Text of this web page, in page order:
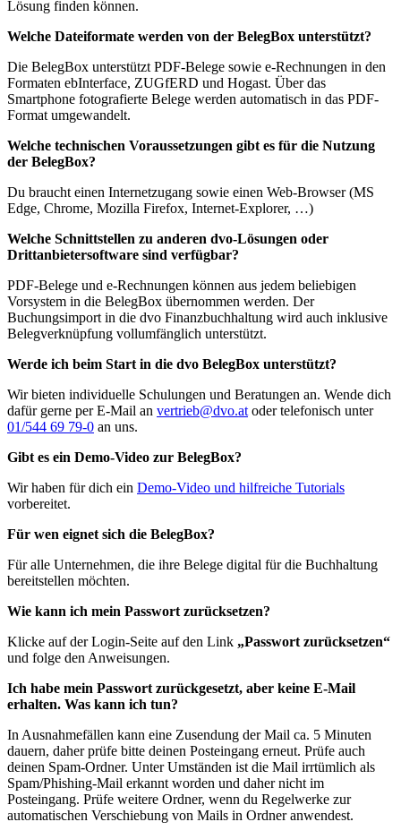
Lösung finden können.
Welche Dateiformate werden von der BelegBox unterstützt?
Die BelegBox unterstützt PDF-Belege sowie e-Rechnungen in den
Formaten ebInterface, ZUGfERD und Hogast. Über das
Smartphone fotografierte Belege werden automatisch in das PDF-
Format umgewandelt.
Welche technischen Voraussetzungen gibt es für die Nutzung
der BelegBox?
Du braucht einen Internetzugang sowie einen Web-Browser (MS
Edge, Chrome, Mozilla Firefox, Internet-Explorer, …)
Welche Schnittstellen zu anderen dvo-Lösungen oder
Drittanbietersoftware sind verfügbar?
PDF-Belege und e-Rechnungen können aus jedem beliebigen
Vorsystem in die BelegBox übernommen werden. Der
Buchungsimport in die dvo Finanzbuchhaltung wird auch inklusive
Belegverknüpfung vollumfänglich unterstützt.
Werde ich beim Start in die dvo BelegBox unterstützt?
Wir bieten individuelle Schulungen und Beratungen an. Wende dich
dafür gerne per E-Mail an vertrieb@dvo.at oder telefonisch unter
01/544 69 79-0 an uns.
Gibt es ein Demo-Video zur BelegBox?
Wir haben für dich ein Demo-Video und hilfreiche Tutorials
vorbereitet.
Für wen eignet sich die BelegBox?
Für alle Unternehmen, die ihre Belege digital für die Buchhaltung
bereitstellen möchten.
Wie kann ich mein Passwort zurücksetzen?
Klicke auf der Login-Seite auf den Link „Passwort zurücksetzen“
und folge den Anweisungen.
Ich habe mein Passwort zurückgesetzt, aber keine E-Mail
erhalten. Was kann ich tun?
In Ausnahmefällen kann eine Zusendung der Mail ca. 5 Minuten
dauern, daher prüfe bitte deinen Posteingang erneut. Prüfe auch
deinen Spam-Ordner. Unter Umständen ist die Mail irrtümlich als
Spam/Phishing-Mail erkannt worden und daher nicht im
Posteingang. Prüfe weitere Ordner, wenn du Regelwerke zur
automatischen Verschiebung von Mails in Ordner anwendest.